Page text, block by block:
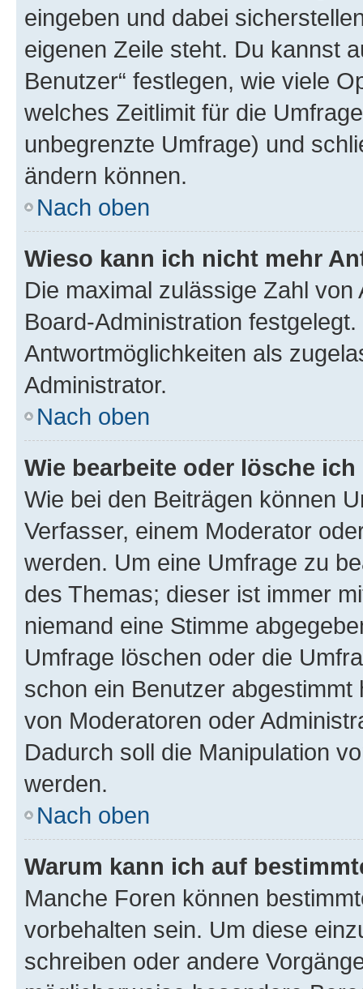
eingeben und dabei
eigenen Zeile steht. Du kannst
Benutzer“ festlegen, wie viele
welches Zeitlimit für die
unbegrenzte Umfrage) und
ändern können.
Nach oben
Wieso kann ich nicht mehr
Die maximal zulässige Zahl
Board-Administration
Antwortmöglichkeiten als
Administrator.
Nach oben
Wie bearbeite oder lösche
Wie bei den Beiträgen können
Verfasser, einem Moderator
werden. Um eine Umfrage zu
des Themas; dieser ist immer
niemand eine Stimme
Umfrage löschen oder die
schon ein Benutzer
von Moderatoren oder
Dadurch soll die Manipulation
werden.
Nach oben
Warum kann ich auf
Manche Foren können
vorbehalten sein. Um diese
schreiben oder andere